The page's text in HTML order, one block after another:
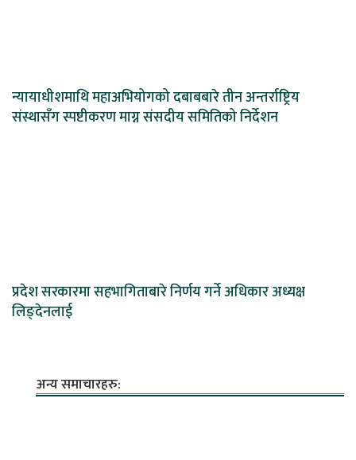
न्यायाधीशमाथि महाअभियोगको दबाबबारे तीन अन्तर्राष्ट्रिय
संस्थासँग स्पष्टीकरण माग्न संसदीय समितिको निर्देशन
प्रदेश सरकारमा सहभागिताबारे निर्णय गर्ने अधिकार अध्यक्ष
लिङ्देनलाई
अन्य समाचारहरु: